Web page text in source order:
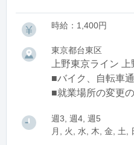
時給：1,400円
東京都台東区
上野東京ライン
■バイク、自転車
■就業場所の変更
週3, 週4, 週5
月, 火, 水, 木, 金, 土,